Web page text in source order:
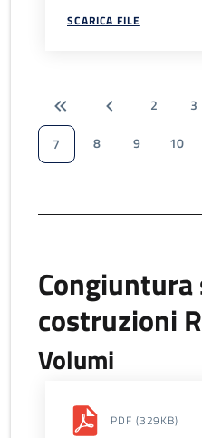
SCARICA FILE
2 3
7
8 9 10
Congiuntura
costruzioni
Volumi
PDF (329KB)